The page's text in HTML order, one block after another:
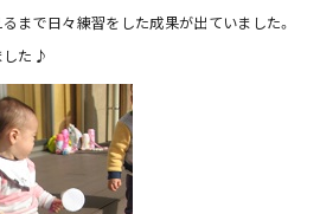
まで日々練習をした成果が出ていました。
した♪